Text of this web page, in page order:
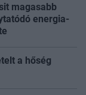
magasabb
energia-
a hőség